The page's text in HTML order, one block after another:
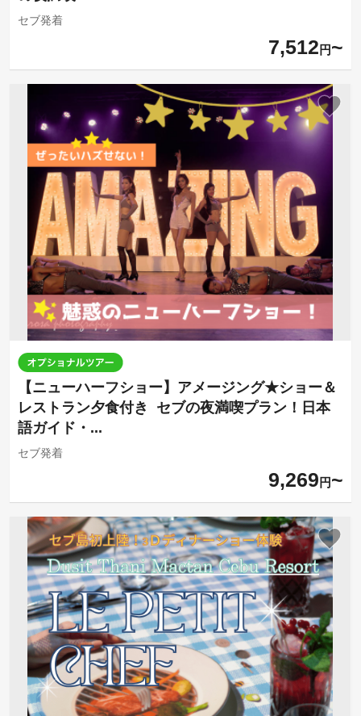
セブ発着
7,512 円
【ニューハーフショー】アメージング★ショー＆
レストラン夕食付き セブの夜満喫プラン！日本
語ガイド・...
セブ発着
9,269 円